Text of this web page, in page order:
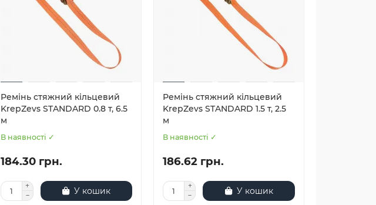
Ремінь стяжний кільцевий
KrepZevs STANDARD 0.8 т, 6.5
м
В наявності ✓
184.30 грн.
У кошик
Ремінь стяжний кільцевий
KrepZevs STANDARD 1.5 т, 2.5
м
В наявності ✓
186.62 грн.
У кошик